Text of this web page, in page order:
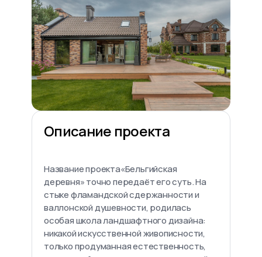
Описание проекта
Название проекта«Бельгийская
деревня» точно передаёт его суть. На
стыке фламандской сдержанности и
валлонской душевности, родилась
особая школа ландшафтного дизайна:
никакой искусственной живописности,
только продуманная естественность,